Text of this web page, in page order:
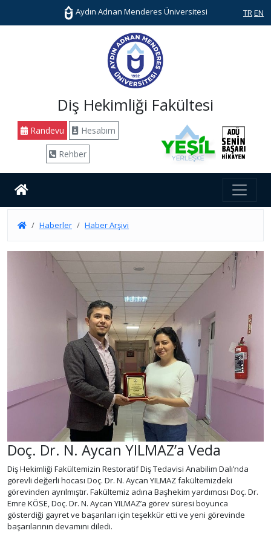
Aydın Adnan Menderes Üniversitesi TR EN
Diş Hekimliği Fakültesi
Randevu Hesabım
Rehber
Haberler Haber Arşivi
Doç. Dr. N. Aycan YILMAZ’a Veda
Diş Hekimliği Fakültemizin Restoratif Diş Tedavisi Anabilim Dalı’nda
görevli değerli hocası Doç. Dr. N. Aycan YILMAZ fakültemizdeki
görevinden ayrılmıştır. Fakültemiz adına Başhekim yardımcısı Doç. Dr.
Emre KÖSE, Doç. Dr. N. Aycan YILMAZ’a görev süresi boyunca
gösterdiği gayret ve başarıları için teşekkür etti ve yeni görevinde
başarılarının devamını diledi.